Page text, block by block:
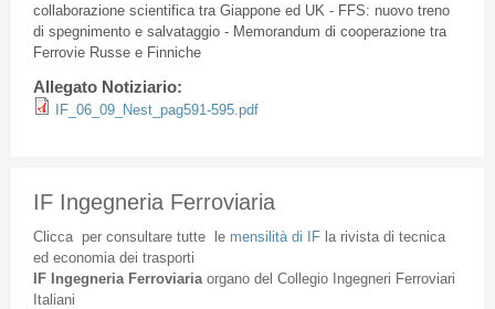
collaborazione scientifica tra Giappone ed UK - FFS: nuovo treno
di spegnimento e salvataggio - Memorandum di cooperazione tra
Ferrovie Russe e Finniche
Allegato Notiziario:
IF_06_09_Nest_pag591-595.pdf
IF Ingegneria Ferroviaria
Cliccaper consultare tuttele mensilità di IFla rivista di tecnica
ed economia dei trasporti
IF Ingegneria Ferroviaria organodel Collegio Ingegneri Ferroviari
Italiani